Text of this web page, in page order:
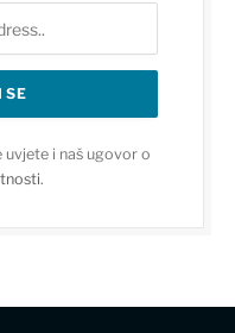
uvjete i naš ugovor o
.